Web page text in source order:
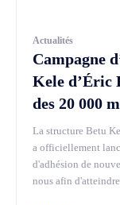
Actualités
Campagne
Kele d’Éric
des 20 000
La structure Betu
a officiellement
d'adhésion de
nous afin d'atteindre